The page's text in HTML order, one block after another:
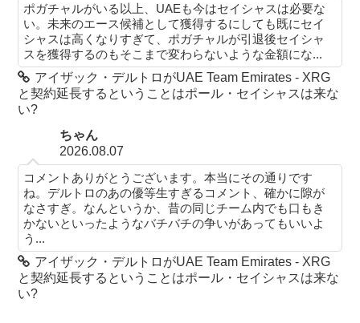
ポガチャルがいる以上、UAEも今はセイシャスは必要な
い。未来のエース候補として獲得するにしても既にセイ
シャスは高くなりすぎて、ポガチャルが引退後セイシャ
スを獲得するのもそこまで変わらないような金額にな...
アイザック・デルトロがUAE Team Emirates - XRG
と契約延長するということはポール・セイシャスは来な
い?
ちゃん
2026.08.07
コメントありがとうございます。本当にその通りです
ね。デルトロのあの優等生すぎるコメント、確かに隙が
なさすぎ。なんというか、昔の同じチーム内でも口もき
かないといったようなバチバチの争いがあってもいいよ
う...
アイザック・デルトロがUAE Team Emirates - XRG
と契約延長するということはポール・セイシャスは来な
い?